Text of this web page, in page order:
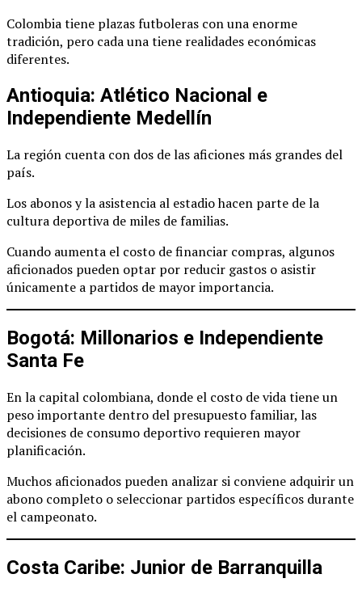
Colombia tiene plazas futboleras con una enorme
tradición, pero cada una tiene realidades económicas
diferentes.
Antioquia: Atlético Nacional e
Independiente Medellín
La región cuenta con dos de las aficiones más grandes del
país.
Los abonos y la asistencia al estadio hacen parte de la
cultura deportiva de miles de familias.
Cuando aumenta el costo de financiar compras, algunos
aficionados pueden optar por reducir gastos o asistir
únicamente a partidos de mayor importancia.
Bogotá: Millonarios e Independiente
Santa Fe
En la capital colombiana, donde el costo de vida tiene un
peso importante dentro del presupuesto familiar, las
decisiones de consumo deportivo requieren mayor
planificación.
Muchos aficionados pueden analizar si conviene adquirir un
abono completo o seleccionar partidos específicos durante
el campeonato.
Costa Caribe: Junior de Barranquilla